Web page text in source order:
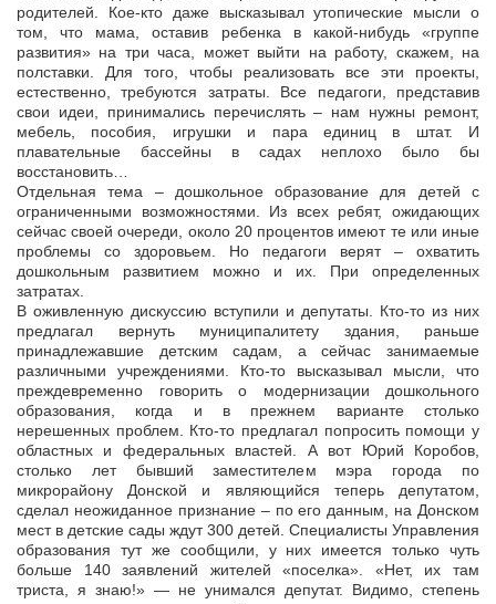
родителей. Кое-кто даже высказывал утопические мысли о
том, что мама, оставив ребенка в какой-нибудь «группе
развития» на три часа, может выйти на работу, скажем, на
полставки. Для того, чтобы реализовать все эти проекты,
естественно, требуются затраты. Все педагоги, представив
свои идеи, принимались перечислять – нам нужны ремонт,
мебель, пособия, игрушки и пара единиц в штат. И
плавательные бассейны в садах неплохо было бы
восстановить…
Отдельная тема – дошкольное образование для детей с
ограниченными возможностями. Из всех ребят, ожидающих
сейчас своей очереди, около 20 процентов имеют те или иные
проблемы со здоровьем. Но педагоги верят – охватить
дошкольным развитием можно и их. При определенных
затратах.
В оживленную дискуссию вступили и депутаты. Кто-то из них
предлагал вернуть муниципалитету здания, раньше
принадлежавшие детским садам, а сейчас занимаемые
различными учреждениями. Кто-то высказывал мысли, что
преждевременно говорить о модернизации дошкольного
образования, когда и в прежнем варианте столько
нерешенных проблем. Кто-то предлагал попросить помощи у
областных и федеральных властей. А вот Юрий Коробов,
столько лет бывший заместителем мэра города по
микрорайону Донской и являющийся теперь депутатом,
сделал неожиданное признание – по его данным, на Донском
мест в детские сады ждут 300 детей. Специалисты Управления
образования тут же сообщили, у них имеется только чуть
больше 140 заявлений жителей «поселка». «Нет, их там
триста, я знаю!» — не унимался депутат. Видимо, степень